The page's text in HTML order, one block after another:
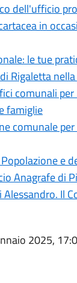
dell'ufficio
in
le tue
Rigaletta
comunali
famiglie
comunale
e
Anagrafe di
Il
2025,